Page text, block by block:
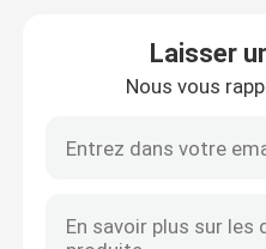
Pièces de forge
Système de la
Circuit de freinage
Laisser
Nous vous